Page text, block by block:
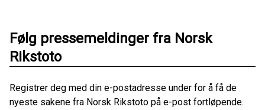
Følg pressemeldinger fra Norsk
Rikstoto
Registrer deg med din e-postadresse under for å få de
nyeste sakene fra Norsk Rikstoto på e-post fortløpende.